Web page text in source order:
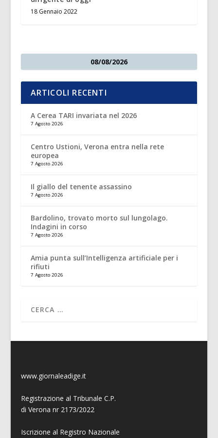
18 Gennaio 2022
08/08/2026
ARTICOLI RECENTI
A Cerea TARI invariata nel 2026
7 Agosto 2026
Centro Ustioni, Verona entra nella rete
europea
7 Agosto 2026
Il giallo del tenente assassino
7 Agosto 2026
Bardolino, trovato morto sul lungolago.
Indagini in corso
7 Agosto 2026
Amia punta sull’Intelligenza artificiale per i
rifiuti
7 Agosto 2026
www.giornaleadige.it
Registrazione al Tribunale C.P.
di Verona nr 2173/2022
Iscrizione al Registro Nazionale